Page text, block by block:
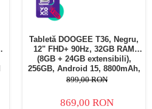
Tabletă DOOGEE T36, Negru,
12" FHD+ 90Hz, 32GB RAM
(8GB + 24GB extensibili),
256GB, Android 15, 8800mAh,
Dual SIM
899,00 RON
869,00 RON